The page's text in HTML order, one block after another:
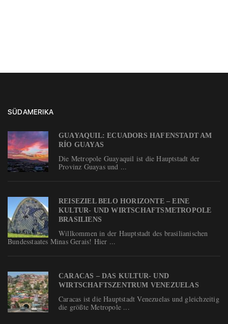
SÜDAMERIKA
GUAYAQUIL: ECUADORS HAFENSTADT AM
RÍO GUAYAS
Die Metropole Guayaquil ist die Hauptstadt der
Provinz Guayas und ...
REISEZIEL BELO HORIZONTE – EINE
KULTUR- UND WIRTSCHAFTSMETROPOLE
BRASILIENS
Willkommen in der Hauptstadt des brasilianischen
Bundesstaates Minas Gerais! Hier ...
CARACAS – DAS KULTUR- UND
WIRTSCHAFTSZENTRUM VENEZUELAS
Caracas ist die Hauptstadt Venezuelas und gleichzeitig
die größte Metropole ...